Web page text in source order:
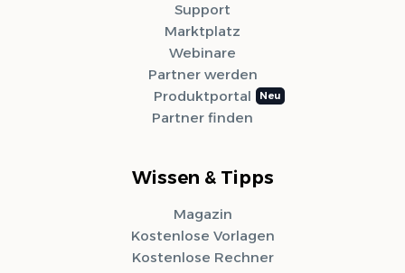
Support
Marktplatz
Webinare
Partner werden
Produktportal
Partner finden
Wissen & Tipps
Magazin
Kostenlose Vorlagen
Kostenlose Rechner